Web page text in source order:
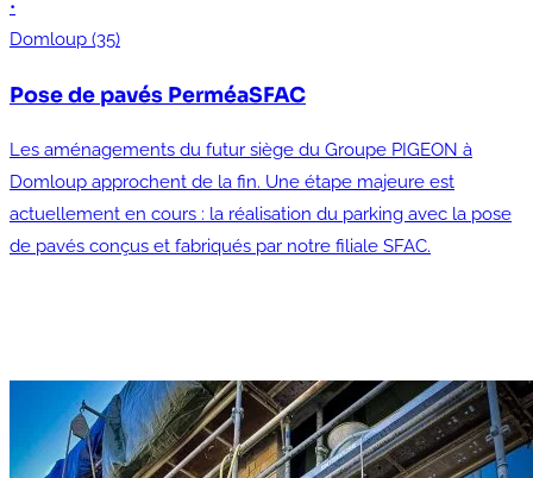
•
Domloup (35)
Pose de pavés PerméaSFAC
Les aménagements du futur siège du Groupe PIGEON à
Domloup approchent de la fin. Une étape majeure est
actuellement en cours : la réalisation du parking avec la pose
de pavés conçus et fabriqués par notre filiale SFAC.